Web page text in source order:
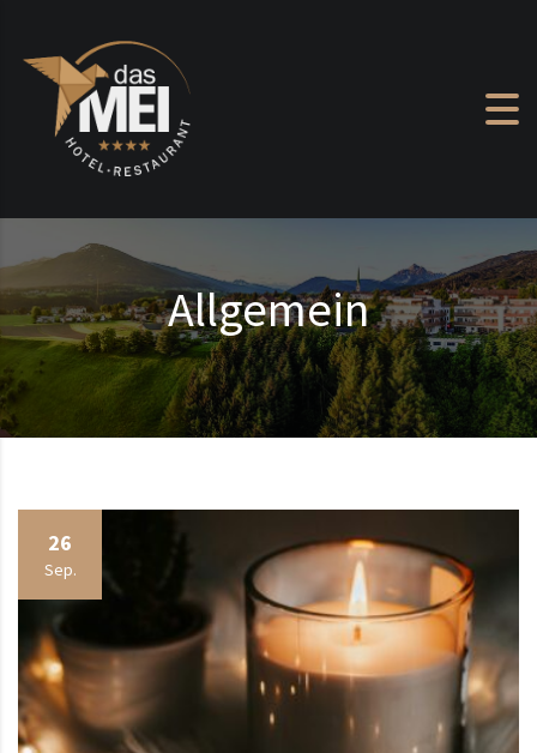
Allgemein
26
Sep.